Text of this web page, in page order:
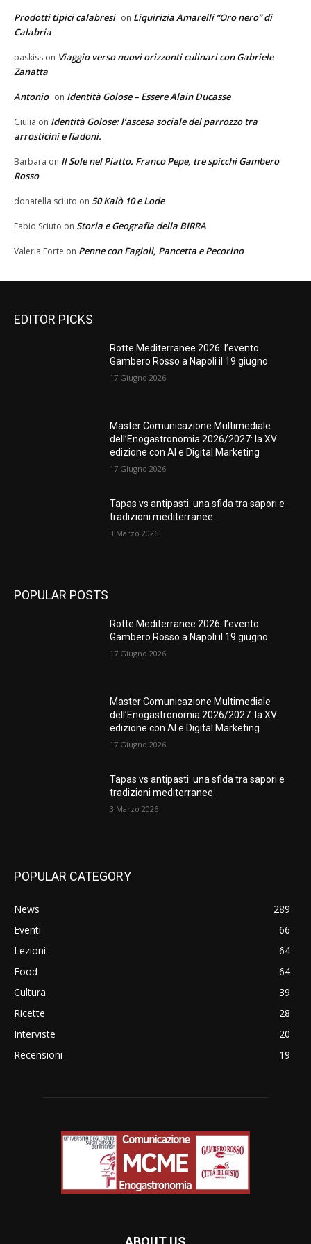
Prodotti tipici calabresi on Liquirizia Amarelli “Oro nero” di
Calabria
paskiss on Viaggio verso nuovi orizzonti culinari con Gabriele
Zanatta
Antonio on Identità Golose – Essere Alain Ducasse
Giulia on Identità Golose: l’ascesa sociale del parrozzo tra
arrosticini e fiadoni.
Barbara on Il Sole nel Piatto. Franco Pepe, tre spicchi Gambero
Rosso
donatella sciuto on 50 Kalò 10 e Lode
Fabio Sciuto on Storia e Geografia della BIRRA
Valeria Forte on Penne con Fagioli, Pancetta e Pecorino
EDITOR PICKS
Rotte Mediterranee 2026: l’evento
Gambero Rosso a Napoli il 19 giugno
17 Giugno 2026
Master Comunicazione Multimediale
dell’Enogastronomia 2026/2027: la XV
edizione con AI e Digital Marketing
17 Giugno 2026
Tapas vs antipasti: una sfida tra sapori e
tradizioni mediterranee
3 Marzo 2026
POPULAR POSTS
Rotte Mediterranee 2026: l’evento
Gambero Rosso a Napoli il 19 giugno
17 Giugno 2026
Master Comunicazione Multimediale
dell’Enogastronomia 2026/2027: la XV
edizione con AI e Digital Marketing
17 Giugno 2026
Tapas vs antipasti: una sfida tra sapori e
tradizioni mediterranee
3 Marzo 2026
POPULAR CATEGORY
News
289
Eventi
66
Lezioni
64
Food
64
Cultura
39
Ricette
28
Interviste
20
Recensioni
19